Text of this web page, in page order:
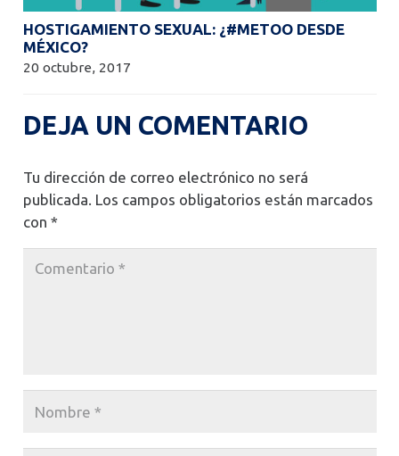
HOSTIGAMIENTO SEXUAL: ¿#METOO DESDE
MÉXICO?
20 octubre, 2017
DEJA UN COMENTARIO
Tu dirección de correo electrónico no será
publicada. Los campos obligatorios están marcados
con *